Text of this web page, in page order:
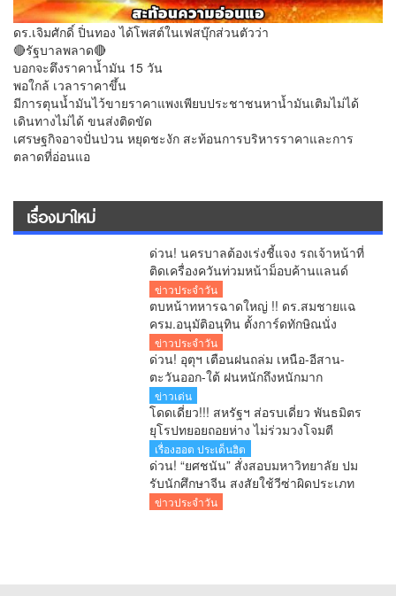
ดร.เจิมศักดิ์ ปิ่นทอง ได้โพสต์ในเฟสบุ๊กส่วนตัวว่า
🔴รัฐบาลพลาด🔴
บอกจะตึงราคาน้ำมัน 15 วัน
พอใกล้ เวลาราคาขึ้น
มีการตุนน้ำมันไว้ขายราคาแพงเพียบประชาชนหาน้ำมันเติมไม่ได้
เดินทางไม่ได้ ขนส่งติดขัด
เศรษฐกิจอาจปั่นป่วน หยุดชะงัก สะท้อนการบริหารราคาและการ
ตลาดที่อ่อนแอ
เรื่องมาใหม่
ด่วน! นครบาลต้องเร่งชี้แจง รถเจ้าหน้าที่
ติดเครื่องควันท่วมหน้าม็อบค้านแลนด์
บริดจ์ คลิปว่อนโซเชียล!
ข่าวประจำวัน
ตบหน้าทหารฉาดใหญ่ !! ดร.สมชายแฉ
ครม.อนุมัติอนุทิน ตั้งการ์ดทักษิณนั่ง
ผอ.ปฎิรูปประเทศ ระดับ C11 จับโป๊ะ
หลานทักษิณชงเอง
ข่าวประจำวัน
ด่วน! อุตุฯ เตือนฝนถล่ม เหนือ-อีสาน-
ตะวันออก-ใต้ ฝนหนักถึงหนักมาก
กทม.ฝนตก 70% คลื่นทะเลสูง
ข่าวเด่น
โดดเดี่ยว!!! สหรัฐฯ ส่อรบเดี่ยว พันธมิตร
ยุโรปทยอยถอยห่าง ไม่ร่วมวงโจมตี
อิหร่าน
เรื่องฮอต ประเด็นฮิต
ด่วน! “ยศชนัน” สั่งสอบมหาวิทยาลัย ปม
รับนักศึกษาจีน สงสัยใช้วีซ่าผิดประเภท
ลั่นพบจะเอาผิด
ข่าวประจำวัน